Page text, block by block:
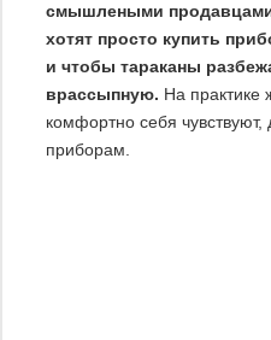
смышлеными
хотят просто купить
и чтобы тараканы
врассыпную. На практике
комфортно себя
приборам.